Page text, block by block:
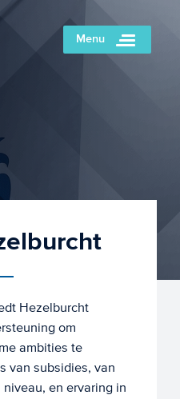
Menu
Hezelburcht
om
ambities te
van subsidies, van
en ervaring in